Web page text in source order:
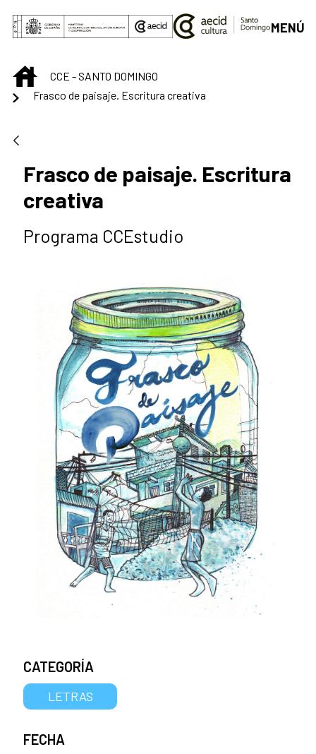
Saltar al contenido principal
MENÚ
INICIOCCE - SANTO DOMINGO
Frasco de paisaje. Escritura creativa
Frasco de paisaje. Escritura
creativa
Programa CCEstudio
CATEGORÍA
LETRAS
FECHA